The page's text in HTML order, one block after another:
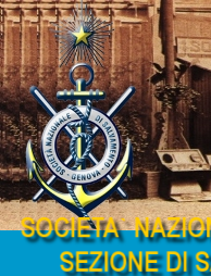
Salta al contenuto principale